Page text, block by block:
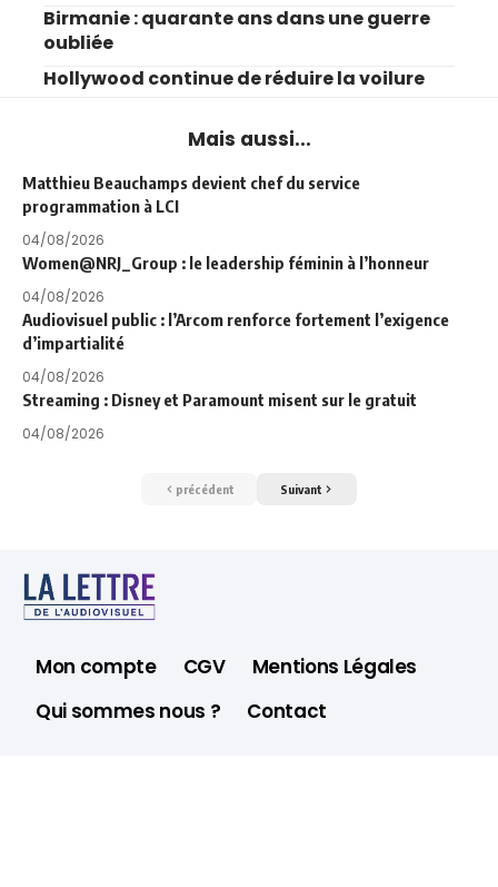
Birmanie : quarante ans dans une guerre
oubliée
Hollywood continue de réduire la voilure
Mais aussi...
Matthieu Beauchamps devient chef du service
programmation à LCI
04/08/2026
Women@NRJ_Group : le leadership féminin à l’honneur
04/08/2026
Audiovisuel public : l’Arcom renforce fortement l’exigence
d’impartialité
04/08/2026
Streaming : Disney et Paramount misent sur le gratuit
04/08/2026
précédent Suivant
Mon compte CGV
Mentions Légales
Qui sommes nous ?
Contact